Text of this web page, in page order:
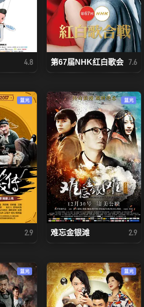
4.8 第67届NHK红白歌会 7.6
蓝光
2.9
蓝光
难忘金银滩 2.9
蓝光 蓝光